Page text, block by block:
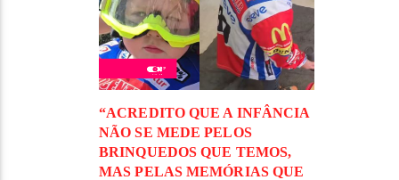
“ACREDITO QUE A INFÂNCIA
NÃO SE MEDE PELOS
BRINQUEDOS QUE TEMOS,
MAS PELAS MEMÓRIAS QUE